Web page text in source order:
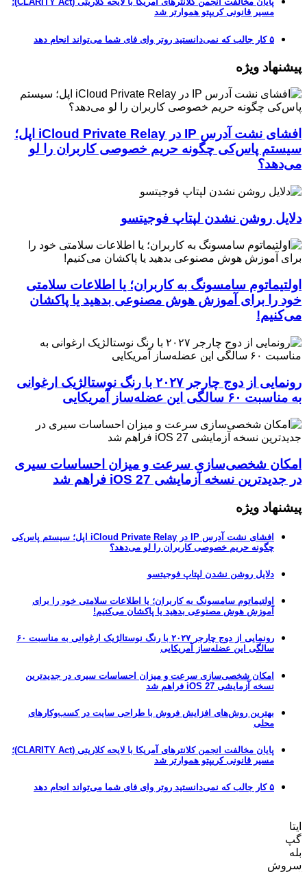
مسیر قانونی کریپتو هموارتر شد
۵ کار جالب که نمی‌دانستید روتر وای فای شما می‌تواند انجام دهد
پیشنهاد ویژه
افشای نشت آدرس IP در iCloud Private Relay اپل؛
سیستم پاس‌کی چگونه حریم خصوصی کاربران را لو
می‌دهد؟
دلایل روشن نشدن لپتاپ فوجیتسو
اولتیماتوم سامسونگ به کاربران؛ یا اطلاعات سلامتی
خود را برای آموزش هوش مصنوعی بدهید یا پاکشان
می‌کنیم!
رونمایی از دوج چارجر ۲۰۲۷ با رنگ نوستالژیک ارغوانی
به مناسبت ۶۰ سالگی این عضله‌ساز آمریکایی
امکان شخصی‌سازی سرعت و میزان احساسات سیری
در جدیدترین نسخه آزمایشی iOS 27 فراهم شد
پیشنهاد ویژه
افشای نشت آدرس IP در iCloud Private Relay اپل؛ سیستم پاس‌کی
چگونه حریم خصوصی کاربران را لو می‌دهد؟
دلایل روشن نشدن لپتاپ فوجیتسو
اولتیماتوم سامسونگ به کاربران؛ یا اطلاعات سلامتی خود را برای
آموزش هوش مصنوعی بدهید یا پاکشان می‌کنیم!
رونمایی از دوج چارجر ۲۰۲۷ با رنگ نوستالژیک ارغوانی به مناسبت ۶۰
سالگی این عضله‌ساز آمریکایی
امکان شخصی‌سازی سرعت و میزان احساسات سیری در جدیدترین
نسخه آزمایشی iOS 27 فراهم شد
بهترین روش‌های افزایش فروش با طراحی سایت در کسب‌وکارهای
محلی
پایان مخالفت انجمن کلانترهای آمریکا با لایحه کلاریتی (CLARITY Act)؛
مسیر قانونی کریپتو هموارتر شد
۵ کار جالب که نمی‌دانستید روتر وای فای شما می‌تواند انجام دهد
ایتا
گپ
بله
سروش